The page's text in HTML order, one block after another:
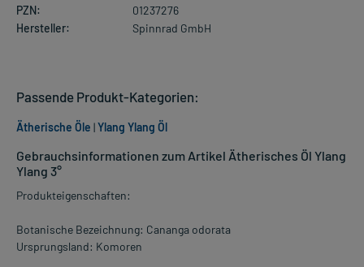
PZN:
01237276
Hersteller:
Spinnrad GmbH
Gebrauchsinformationen zum Artikel Ätherisches Öl Ylang
Ylang 3°
Produkteigenschaften:
Botanische Bezeichnung: Cananga odorata
Ursprungsland: Komoren
Passende Produkt-Kategorien:
Ätherische Öle |Ylang Ylang Öl